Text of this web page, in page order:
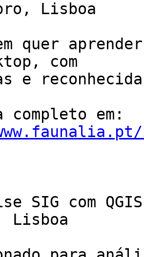
Lisboa
quer
com
e
SIG com
Lisboa